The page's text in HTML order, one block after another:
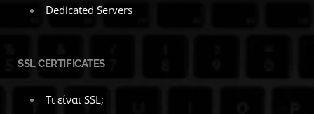
Dedicated Servers
SSL CERTIFICATES
Τι είναι SSL;